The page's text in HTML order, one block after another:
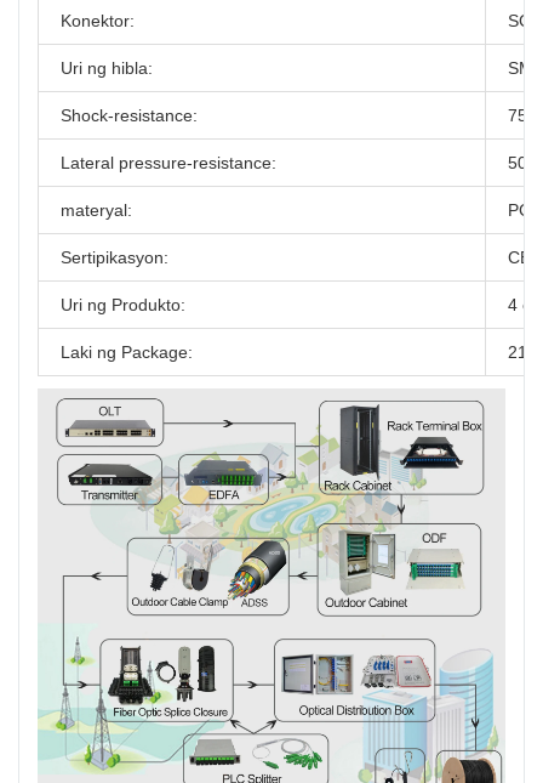
Konektor: SC
Uri ng hibla: SM/
Shock-resistance:
Lateral pressure-resistance:
materyal: PC
Sertipikasyon: CE
Uri ng Produkto: 4
Laki ng Package: